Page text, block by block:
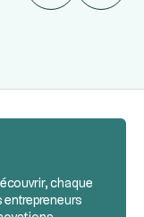
chaque